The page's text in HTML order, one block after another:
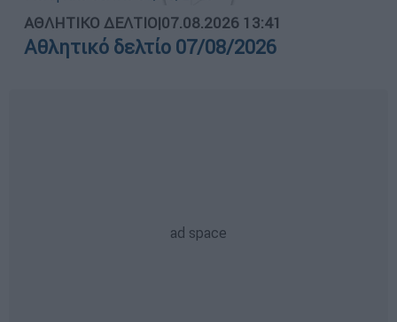
ΑΘΛΗΤΙΚΟ ΔΕΛΤΙΟ|07.08.2026 13:41
Αθλητικό δελτίο 07/08/2026